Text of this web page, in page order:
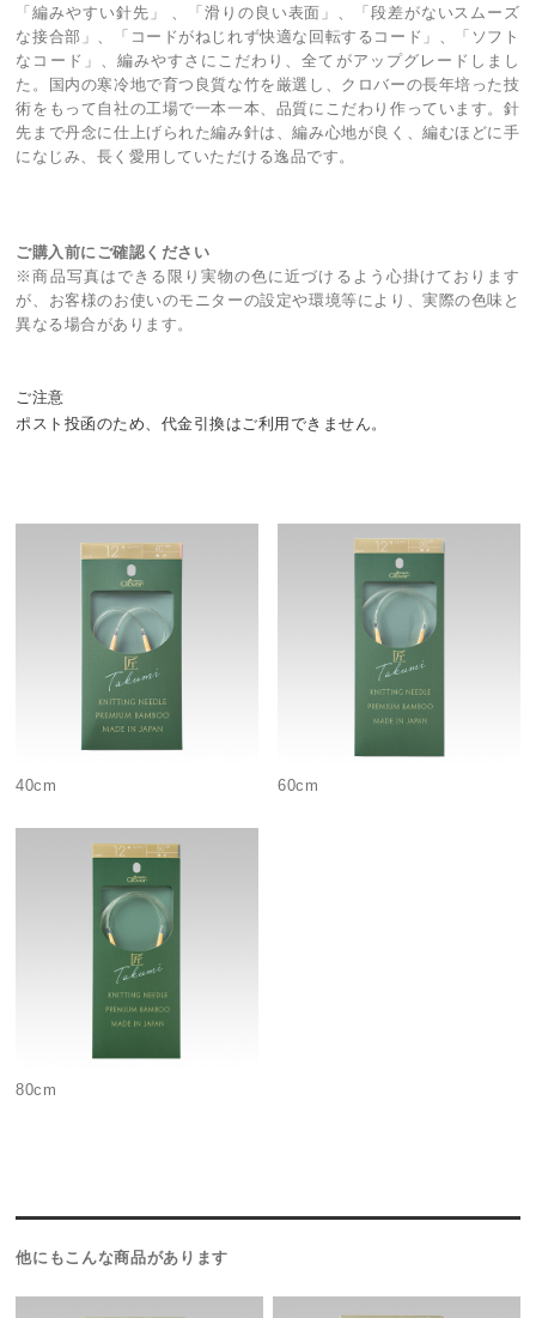
「編みやすい針先」 、「滑りの良い表面」、「段差がないスムーズ
な接合部」、「コードがねじれず快適な回転するコード」、「ソフト
なコード」、編みやすさにこだわり、全てがアップグレードしまし
た。国内の寒冷地で育つ良質な竹を厳選し、クロバーの長年培った技
術をもって自社の工場で一本一本、品質にこだわり作っています。針
先まで丹念に仕上げられた編み針は、編み心地が良く、編むほどに手
になじみ、長く愛用していただける逸品です。
ご購入前にご確認ください
※商品写真はできる限り実物の色に近づけるよう心掛けております
が、お客様のお使いのモニターの設定や環境等により、実際の色味と
異なる場合があります。
ご注意
ポスト投函のため、代金引換はご利用できません。
40cm 60cm
80cm
他にもこんな商品があります